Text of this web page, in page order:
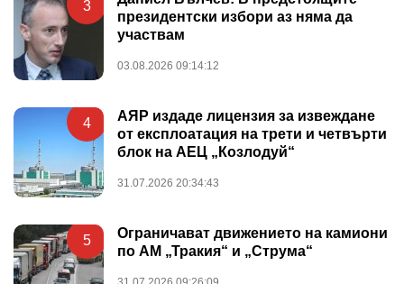
3
президентски избори аз няма да
участвам
03.08.2026 09:14:12
4
АЯР издаде лицензия за извеждане
от експлоатация на трети и четвърти
блок на АЕЦ „Козлодуй“
31.07.2026 20:34:43
5
Ограничават движението на камиони
по АМ „Тракия“ и „Струма“